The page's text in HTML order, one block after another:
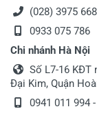
(028) 3975
0933 075 786
Chi nhánh Hà Nội
Số L7-16 KĐT
Đại Kim, Quận
0941 011 994